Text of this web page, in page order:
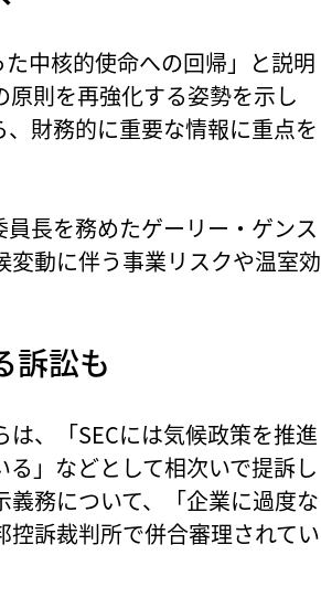
中核的使命への回帰」と説明
則を再強化する姿勢を示し
財務的に重要な情報に重点を
長を務めたゲーリー・ゲンス
動に伴う事業リスクや温室効
訴訟も
、「SECには気候政策を推進
」などとして相次いで提訴し
務について、「企業に過度な
訴裁判所で併合審理されてい